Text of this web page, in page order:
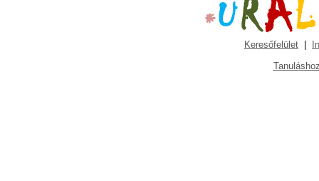
Keresőfelület